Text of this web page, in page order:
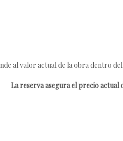
al valor actual de la obra dentro
La reserva asegura el precio